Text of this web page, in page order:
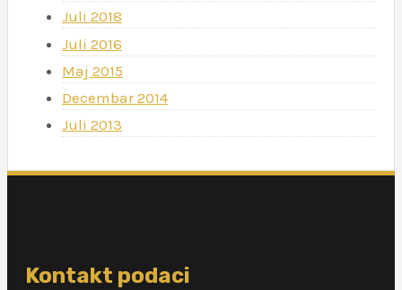
Juli 2018
Juli 2016
Maj 2015
Decembar 2014
Juli 2013
Kontakt podaci